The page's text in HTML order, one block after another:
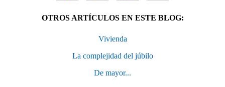
OTROS ARTÍCULOS EN ESTE BLOG:
Vivienda
La complejidad del júbilo
De mayor...